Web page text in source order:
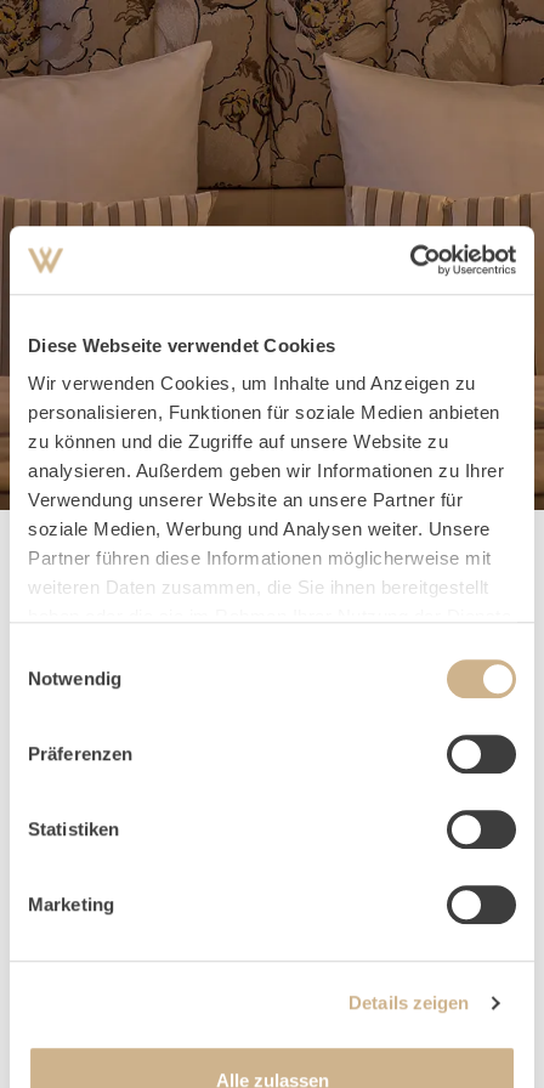
Diese Webseite verwendet Cookies
Wir verwenden Cookies, um Inhalte und Anzeigen zu
personalisieren, Funktionen für soziale Medien anbieten
zu können und die Zugriffe auf unsere Website zu
analysieren. Außerdem geben wir Informationen zu Ihrer
Verwendung unserer Website an unsere Partner für
soziale Medien, Werbung und Analysen weiter. Unsere
Partner führen diese Informationen möglicherweise mit
weiteren Daten zusammen, die Sie ihnen bereitgestellt
Notwendig
Präferenzen
Statistiken
Marketing
Details zeigen
Alle zulassen
HOME ANFRAGE
NEWSLETTER-ANMELDUNG